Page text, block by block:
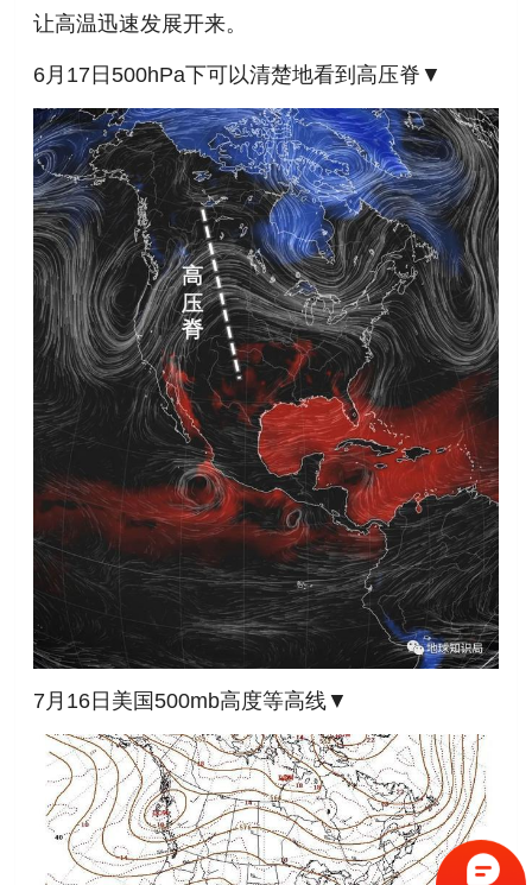
让高温迅速发展开来。
6月17日500hPa下可以清楚地看到高压脊▼
7月16日美国500mb高度等高线▼